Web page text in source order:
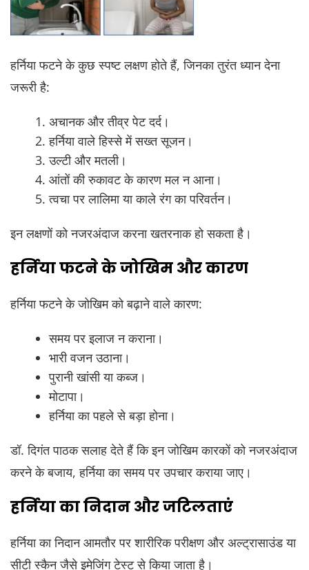
हर्निया फटने के कुछ स्पष्ट लक्षण होते हैं, जिनका तुरंत ध्यान देना
जरूरी है:
अचानक और तीव्र पेट दर्द।
हर्निया वाले हिस्से में सख्त सूजन।
उल्टी और मतली।
आंतों की रुकावट के कारण मल न आना।
त्वचा पर लालिमा या काले रंग का परिवर्तन।
इन लक्षणों को नजरअंदाज करना खतरनाक हो सकता है।
हर्निया फटने के जोखिम और कारण
हर्निया फटने के जोखिम को बढ़ाने वाले कारण:
समय पर इलाज न कराना।
भारी वजन उठाना।
पुरानी खांसी या कब्ज।
मोटापा।
हर्निया का पहले से बड़ा होना।
डॉ. दिगंत पाठक सलाह देते हैं कि इन जोखिम कारकों को नजरअंदाज
करने के बजाय, हर्निया का समय पर उपचार कराया जाए।
हर्निया का निदान और जटिलताएं
हर्निया का निदान आमतौर पर शारीरिक परीक्षण और अल्ट्रासाउंड या
सीटी स्कैन जैसे इमेजिंग टेस्ट से किया जाता है।